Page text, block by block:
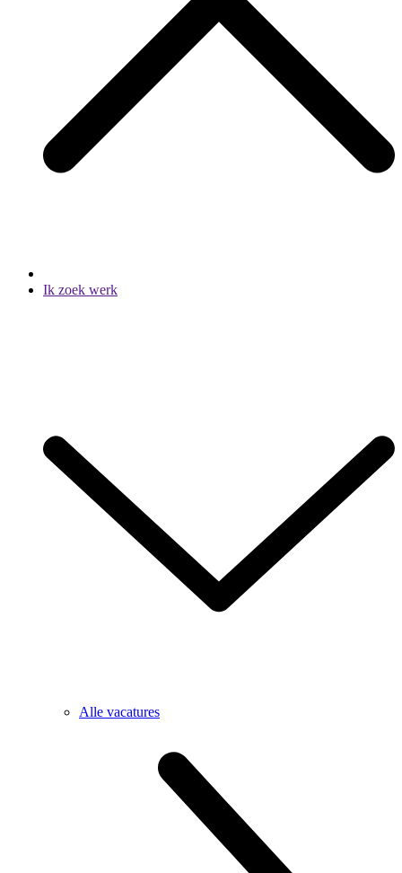
Ik zoek werk
Alle vacatures